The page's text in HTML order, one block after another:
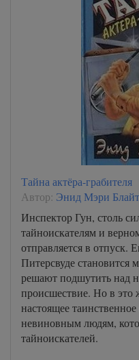
Тайна актёра-грабителя
Автор: Энид Мэри
Инспектор Гун, столь
тайноискателям и
отправляется в отпуск.
Питерсвуде становится
решают подшутить над
происшествие. Но в это
настоящее
невиновным людям,
тайноискателей.